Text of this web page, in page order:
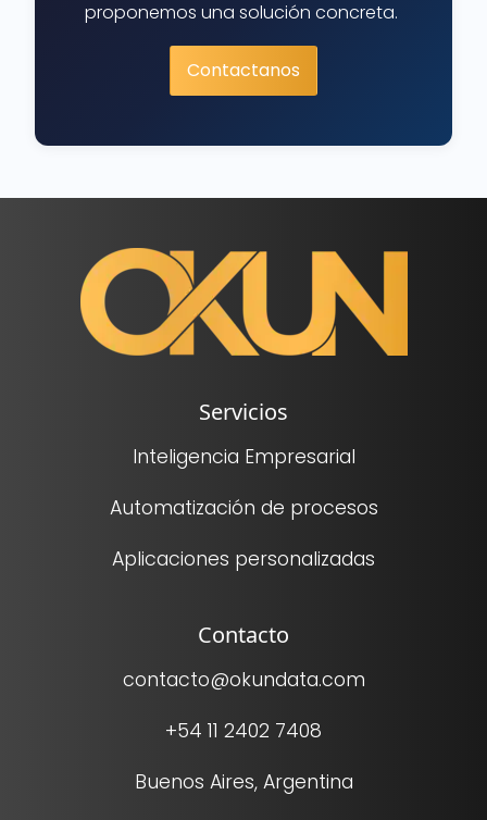
proponemos una solución concreta.
Contactanos
Servicios
Inteligencia Empresarial
Automatización de procesos
Aplicaciones personalizadas
Contacto
contacto@okundata.com
+54 11 2402 7408
Buenos Aires, Argentina